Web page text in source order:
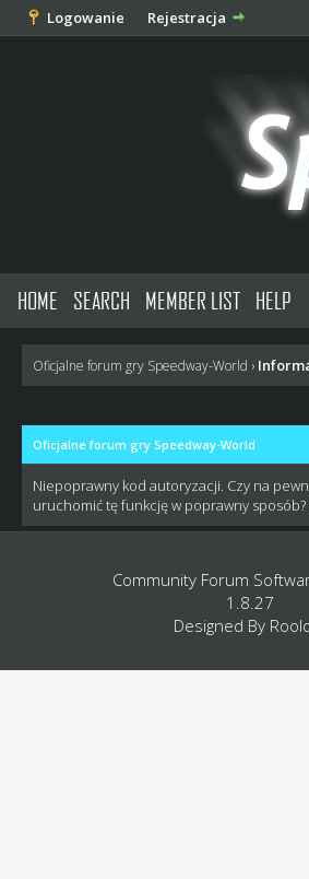
Logowanie Rejestracja
HOME SEARCH MEMBER LIST HELP
Oficjalne forum gry Speedway-World ›
Oficjalne forum gry Speedway-World
Niepoprawny kod autoryzacji. Czy na
uruchomić tę funkcję w poprawny
Community Forum
1.8.27
Designed By